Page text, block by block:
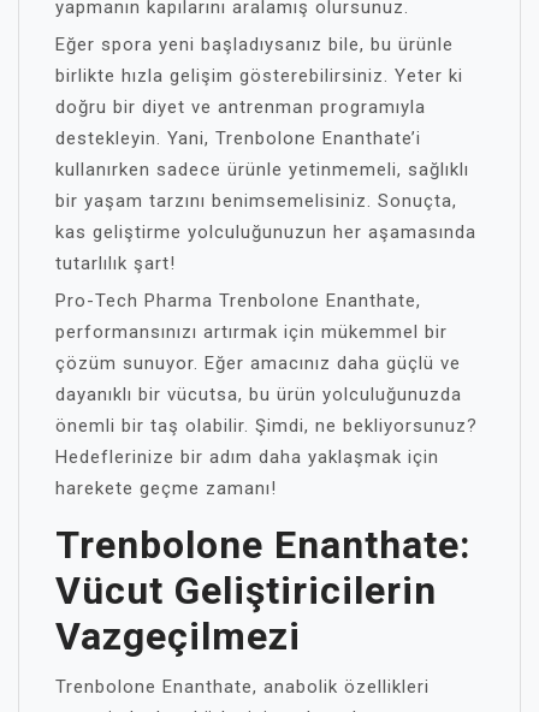
yapmanın kapılarını aralamış olursunuz.
Eğer spora yeni başladıysanız bile, bu ürünle
birlikte hızla gelişim gösterebilirsiniz. Yeter ki
doğru bir diyet ve antrenman programıyla
destekleyin. Yani, Trenbolone Enanthate’i
kullanırken sadece ürünle yetinmemeli, sağlıklı
bir yaşam tarzını benimsemelisiniz. Sonuçta,
kas geliştirme yolculuğunuzun her aşamasında
tutarlılık şart!
Pro-Tech Pharma Trenbolone Enanthate,
performansınızı artırmak için mükemmel bir
çözüm sunuyor. Eğer amacınız daha güçlü ve
dayanıklı bir vücutsa, bu ürün yolculuğunuzda
önemli bir taş olabilir. Şimdi, ne bekliyorsunuz?
Hedeflerinize bir adım daha yaklaşmak için
harekete geçme zamanı!
Trenbolone Enanthate:
Vücut Geliştiricilerin
Vazgeçilmezi
Trenbolone Enanthate, anabolik özellikleri